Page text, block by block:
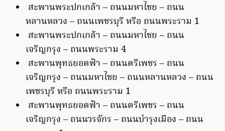
สะพานพระปกเกล้า – ถนนมหาไชย – ถนน
หลานหลวง – ถนนเพชรบุรี หรือ ถนนพระราม 1
สะพานพระปกเกล้า – ถนนมหาไชย – ถนน
เจริญกรุง – ถนนพระราม 4
สะพานพุทธยอดฟ้า – ถนนตรีเพชร – ถนน
เจริญกรุง – ถนนมหาไชย – ถนนหลานหลวง – ถนน
เพชรบุรี หรือ ถนนพระราม 1
สะพานพุทธยอดฟ้า – ถนนตรีเพชร – ถนน
เจริญกรุง – ถนนวรจักร – ถนนบำรุงเมือง – ถนน